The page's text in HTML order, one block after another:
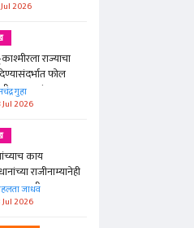
Jul 2026
राज्याचा
फोल
आश्वासनं
गुहा
Jul 2026
काय
राजीनाम्यानेही
नाही, पण...
जाधव
Jul 2026